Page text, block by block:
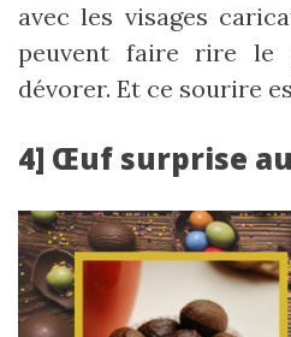
avec les visages
peuvent faire rire le
dévorer. Et ce sourire
4] Œuf surprise